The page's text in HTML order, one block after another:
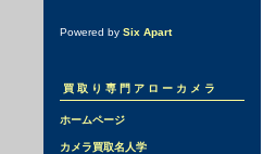
Powered by Six Apart
買取り専門アローカメラ
ホームページ
カメラ買取名人学